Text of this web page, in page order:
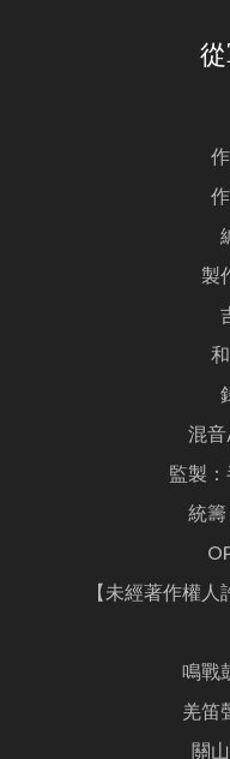
製
混
監製
統
【未經著作權人
鳴戰
羌笛
關